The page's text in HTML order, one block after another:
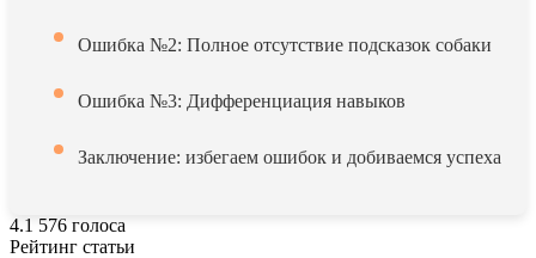
Ошибка №2: Полное отсутствие подсказок собаки
Ошибка №3: Дифференциация навыков
Заключение: избегаем ошибок и добиваемся успеха
4.1 576 голоса
Рейтинг статьи